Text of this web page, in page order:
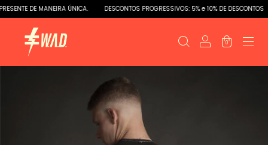
DE MANEIRA ÚNICA. DESCONTOS PROGRESSIVOS: 5% e 10% DE DESCONTOS
0